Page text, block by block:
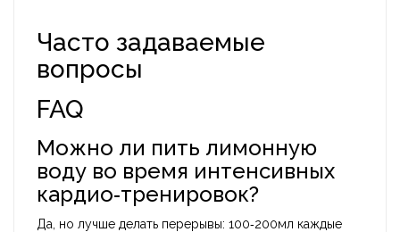
Часто задаваемые
вопросы
FAQ
Можно ли пить лимонную
воду во время интенсивных
кардио‑тренировок?
Да, но лучше делать перерывы: 100‑200мл каждые